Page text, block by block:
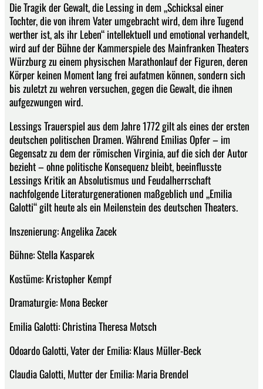
Die Tragik der Gewalt, die Lessing in dem „Schicksal einer
Tochter, die von ihrem Vater umgebracht wird, dem ihre Tugend
werther ist, als ihr Leben“ intellektuell und emotional verhandelt,
wird auf der Bühne der Kammerspiele des Mainfranken Theaters
Würzburg zu einem physischen Marathonlauf der Figuren, deren
Körper keinen Moment lang frei aufatmen können, sondern sich
bis zuletzt zu wehren versuchen, gegen die Gewalt, die ihnen
aufgezwungen wird.
Lessings Trauerspiel aus dem Jahre 1772 gilt als eines der ersten
deutschen politischen Dramen. Während Emilias Opfer – im
Gegensatz zu dem der römischen Virginia, auf die sich der Autor
bezieht – ohne politische Konsequenz bleibt, beeinflusste
Lessings Kritik an Absolutismus und Feudalherrschaft
nachfolgende Literaturgenerationen maßgeblich und „Emilia
Galotti“ gilt heute als ein Meilenstein des deutschen Theaters.
Inszenierung: Angelika Zacek
Bühne: Stella Kasparek
Kostüme: Kristopher Kempf
Dramaturgie: Mona Becker
Emilia Galotti: Christina Theresa Motsch
Odoardo Galotti, Vater der Emilia: Klaus Müller-Beck
Claudia Galotti, Mutter der Emilia: Maria Brendel